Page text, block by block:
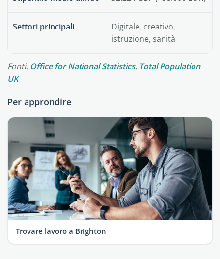
Settori principali
Digitale, creativo,
istruzione, sanità
Fonti: Office for National Statistics, Total Population
UK
Per approndire
Trovare lavoro a Brighton